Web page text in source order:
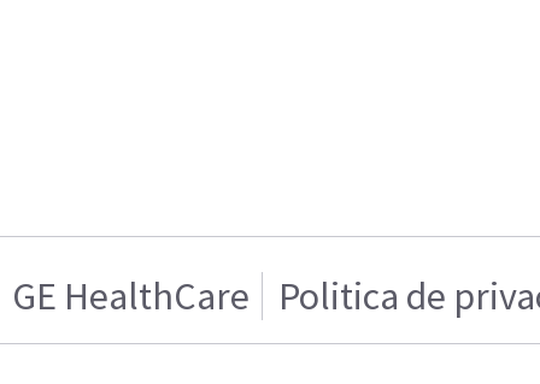
GE HealthCare Politica de